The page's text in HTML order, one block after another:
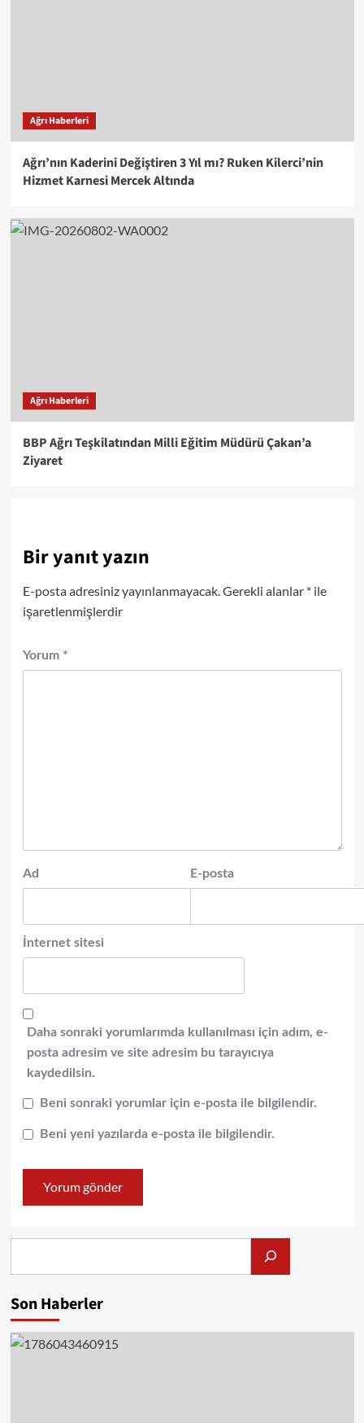
Ağrı Haberleri
Ağrı’nın Kaderini Değiştiren 3 Yıl mı? Ruken Kilerci’nin
Hizmet Karnesi Mercek Altında
Ağrı Haberleri
BBP Ağrı Teşkilatından Milli Eğitim Müdürü Çakan’a
Ziyaret
Bir yanıt yazın
E-posta adresiniz yayınlanmayacak. Gerekli alanlar *ile
işaretlenmişlerdir
Yorum *
Ad E-posta
İnternet sitesi
Daha sonraki yorumlarımda kullanılması için adım, e-
posta adresim ve site adresim bu tarayıcıya
kaydedilsin.
Beni sonraki yorumlar için e-posta ile bilgilendir.
Beni yeni yazılarda e-posta ile bilgilendir.
Son Haberler